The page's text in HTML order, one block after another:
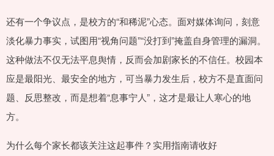
还有一个争议点，是校方的“和稀泥”心态。面对媒体询问，刻意
淡化暴力事实，试图用“视角问题”“没打到”掩盖自身管理的漏洞。
这种做法不仅无法平息舆情，反而会加剧家长的不信任。校园本
应是最阳光、最安全的地方，可当暴力发生后，校方不是直面问
题、反思整改，而是想着“息事宁人”，这才是最让人寒心的地
方。
为什么每个家长都该关注这起事件？实用指南请收好